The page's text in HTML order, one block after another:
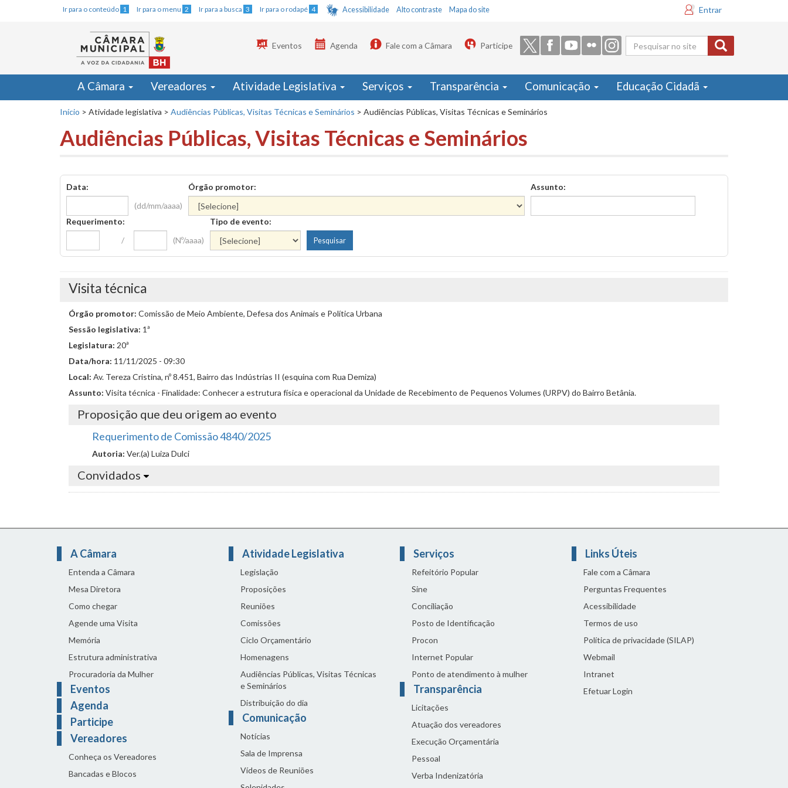
Ir para o conteúdo 1 Ir para o menu 2 Ir para a busca 3 Ir para o rodapé 4 Acessibilidade Alto contraste Mapa do site Entrar
Formulário
de busca
Eventos Agenda Fale com a Câmara Participe
A Câmara Vereadores Atividade Legislativa Serviços Transparência Comunicação Educação Cidadã
Início > Atividade legislativa > Audiências Públicas, Visitas Técnicas e Seminários > Audiências Públicas, Visitas Técnicas e Seminários
Audiências Públicas, Visitas Técnicas e Seminários
Data:
(dd/mm/aaaa)
Órgão promotor: Assunto:
Requerimento:
/
(Nº/aaaa)
Tipo de evento:
Visita técnica
Órgão promotor: Comissão de Meio Ambiente, Defesa dos Animais e Política Urbana
Sessão legislativa: 1ª
Legislatura: 20ª
Data/hora: 11/11/2025 - 09:30
Local: Av. Tereza Cristina, nº 8.451, Bairro das Indústrias II (esquina com Rua Demiza)
Assunto: Visita técnica - Finalidade: Conhecer a estrutura física e operacional da Unidade de Recebimento de Pequenos Volumes (URPV) do Bairro Betânia.
Proposição que deu origem ao evento
Requerimento de Comissão 4840/2025
Autoria: Ver.(a) Luiza Dulci
Convidados
A Câmara
Entenda a Câmara
Mesa Diretora
Como chegar
Agende uma Visita
Memória
Estrutura administrativa
Procuradoria da Mulher
Eventos
Agenda
Participe
Vereadores
Conheça os Vereadores
Bancadas e Blocos
Atividade Legislativa
Legislação
Proposições
Reuniões
Comissões
Ciclo Orçamentário
Homenagens
Audiências Públicas, Visitas Técnicas
e Seminários
Distribuição do dia
Comunicação
Notícias
Sala de Imprensa
Vídeos de Reuniões
Serviços
Refeitório Popular
Sine
Conciliação
Posto de Identificação
Procon
Internet Popular
Ponto de atendimento à mulher
Transparência
Licitações
Atuação dos vereadores
Execução Orçamentária
Pessoal
Verba Indenizatória
Links Úteis
Fale com a Câmara
Perguntas Frequentes
Acessibilidade
Termos de uso
Política de privacidade (SILAP)
Webmail
Intranet
Efetuar Login